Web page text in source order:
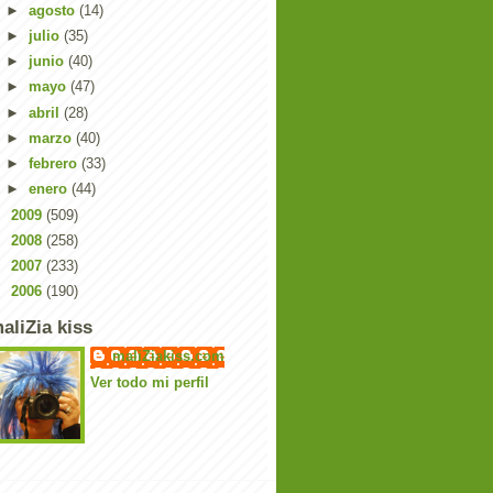
► agosto (14)
► julio (35)
► junio (40)
► mayo (47)
► abril (28)
► marzo (40)
► febrero (33)
► enero (44)
2009 (509)
2008 (258)
2007 (233)
2006 (190)
kiss
maliZiakiss.com
Ver todo mi perfil